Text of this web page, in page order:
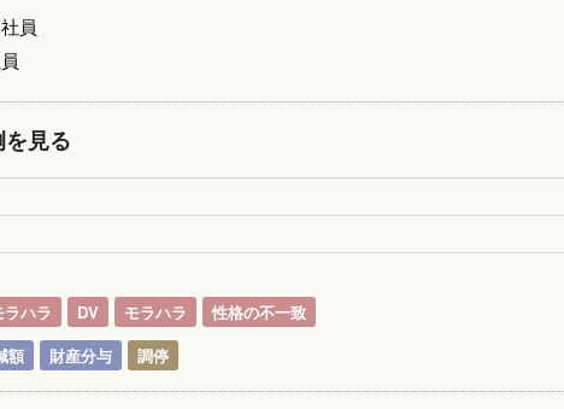
員
見る
ラハラ DV モラハラ
性格の不一致
額 財産分与 調停